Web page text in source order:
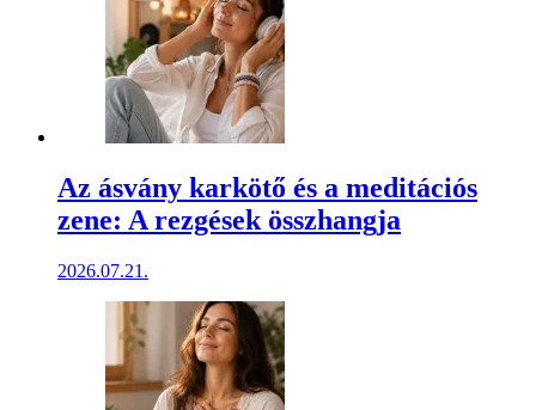
Az ásvány karkötő és a meditációs
zene: A rezgések összhangja
2026.07.21.